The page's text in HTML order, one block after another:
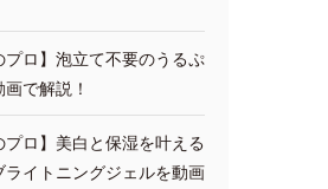
プロ】泡立て不要のうるぷ
で解説！
プロ】美白と保湿を叶える
ライトニングジェルを動画